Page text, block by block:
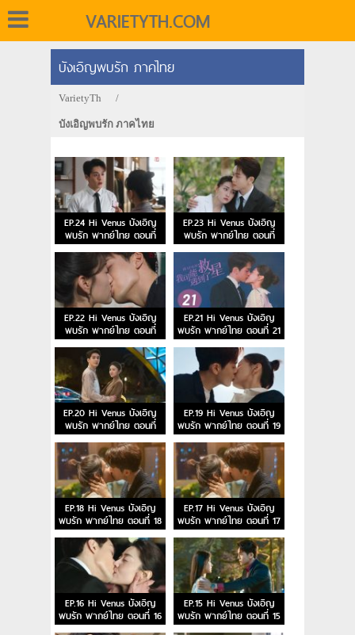
VARIETYTH.COM
บังเอิญพบรัก ภาคไทย
VarietyTh /
บังเอิญพบรัก ภาคไทย
EP.24 Hi Venus บังเอิญ
พบรัก พากย์ไทย ตอนที่
24
EP.23 Hi Venus บังเอิญ
พบรัก พากย์ไทย ตอนที่
23
EP.22 Hi Venus บังเอิญ
พบรัก พากย์ไทย ตอนที่
22
EP.21 Hi Venus บังเอิญ
พบรัก พากย์ไทย ตอนที่ 21
EP.20 Hi Venus บังเอิญ
พบรัก พากย์ไทย ตอนที่
20
EP.19 Hi Venus บังเอิญ
พบรัก พากย์ไทย ตอนที่ 19
EP.18 Hi Venus บังเอิญ
พบรัก พากย์ไทย ตอนที่ 18
EP.17 Hi Venus บังเอิญ
พบรัก พากย์ไทย ตอนที่ 17
EP.16 Hi Venus บังเอิญ
พบรัก พากย์ไทย ตอนที่ 16
EP.15 Hi Venus บังเอิญ
พบรัก พากย์ไทย ตอนที่ 15